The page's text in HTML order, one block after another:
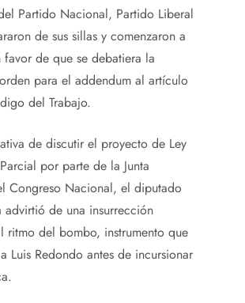
Partido Nacional, Partido Liberal
de sus sillas y comenzaron a
favor de que se debatiera la
para el addendum al artículo
del Trabajo.
de discutir el proyecto de Ley
por parte de la Junta
Congreso Nacional, el diputado
advirtió de una insurrección
ritmo del bombo, instrumento que
Luis Redondo antes de incursionar